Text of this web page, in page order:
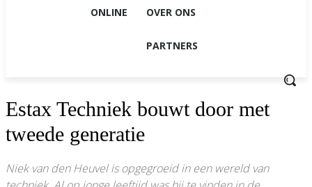
ONLINE OVER ONS
PARTNERS
Estax Techniek bouwt door met
tweede generatie
Niek van den Heuvel is opgegroeid in een wereld van